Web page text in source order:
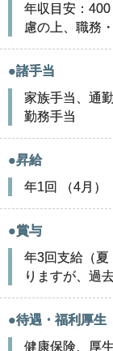
年収目安：
慮の上、職務
●諸手当
家族手当、通
勤務手当
●昇給
年1回 （4月）
●賞与
年3回支給（
りますが、過
●待遇・福利厚生
健康保険、厚